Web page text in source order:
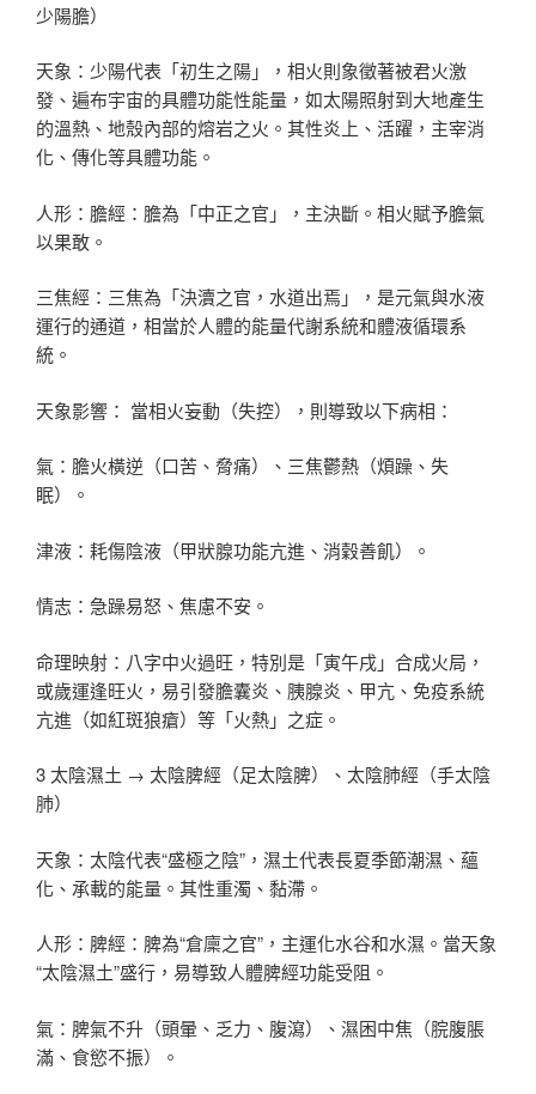
少陽膽）
天象：少陽代表「初生之陽」，相火則象徵著被君火激
發、遍布宇宙的具體功能性能量，如太陽照射到大地產生
的溫熱、地殼內部的熔岩之火。其性炎上、活躍，主宰消
化、傳化等具體功能。
人形：膽經：膽為「中正之官」，主決斷。相火賦予膽氣
以果敢。
三焦經：三焦為「決瀆之官，水道出焉」，是元氣與水液
運行的通道，相當於人體的能量代謝系統和體液循環系
統。
天象影響： 當相火妄動（失控），則導致以下病相：
氣：膽火橫逆（口苦、脅痛）、三焦鬱熱（煩躁、失
眠）。
津液：耗傷陰液（甲狀腺功能亢進、消穀善飢）。
情志：急躁易怒、焦慮不安。
命理映射：八字中火過旺，特別是「寅午戌」合成火局，
或歲運逢旺火，易引發膽囊炎、胰腺炎、甲亢、免疫系統
亢進（如紅斑狼瘡）等「火熱」之症。
3 太陰濕土 → 太陰脾經（足太陰脾）、太陰肺經（手太陰
肺）
天象：太陰代表“盛極之陰”，濕土代表長夏季節潮濕、蘊
化、承載的能量。其性重濁、黏滯。
人形：脾經：脾為“倉廩之官”，主運化水谷和水濕。當天象
“太陰濕土”盛行，易導致人體脾經功能受阻。
氣：脾氣不升（頭暈、乏力、腹瀉）、濕困中焦（脘腹脹
滿、食慾不振）。